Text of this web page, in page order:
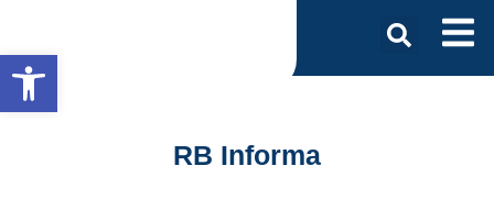
RB Informa
Abrir a barra de ferramentas